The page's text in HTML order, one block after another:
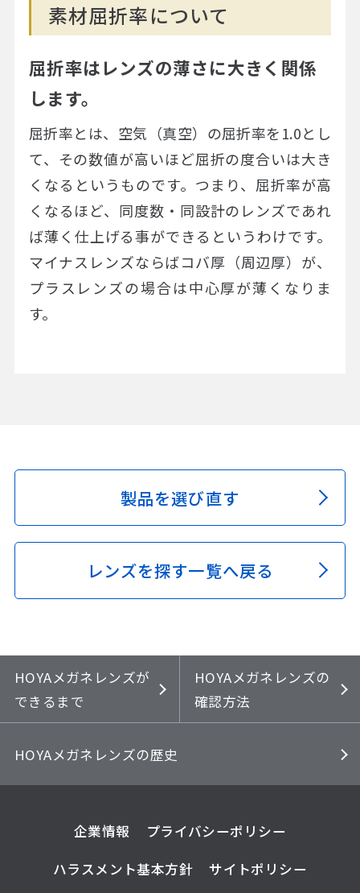
素材屈折率について
屈折率はレンズの薄さに大きく関係
します。
屈折率とは、空気（真空）の屈折率を1.0とし
て、その数値が高いほど屈折の度合いは大き
くなるというものです。つまり、屈折率が高
くなるほど、同度数・同設計のレンズであれ
ば薄く仕上げる事ができるというわけです。
マイナスレンズならばコバ厚（周辺厚）が、
プラスレンズの場合は中心厚が薄くなりま
す。
製品を選び直す
レンズを探す一覧へ戻る
HOYAメガネレンズが
できるまで
HOYAメガネレンズの
確認方法
HOYAメガネレンズの歴史
企業情報
プライバシーポリシー
ハラスメント基本方針
サイトポリシー